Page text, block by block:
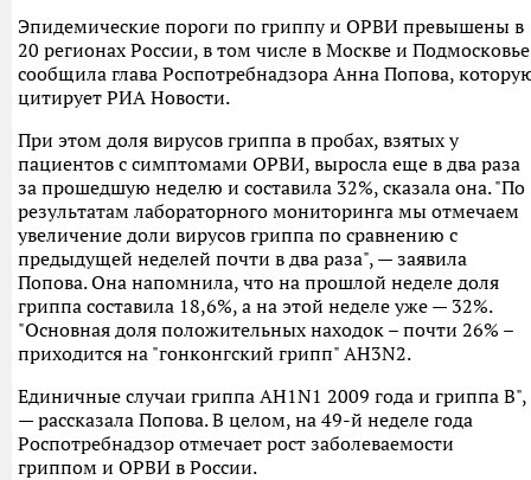
Эпидемические пороги по гриппу и ОРВИ превышены в
20 регионах России, в том числе в Москве и
сообщила глава Роспотребнадзора Анна Попова,
цитирует РИА Новости.
При этом доля вирусов гриппа в пробах, взятых у
пациентов с симптомами ОРВИ, выросла еще в два раза
за прошедшую неделю и составила 32%, сказала она. "По
результатам лабораторного мониторинга мы отмечаем
увеличение доли вирусов гриппа по сравнению с
предыдущей неделей почти в два раза", — заявила
Попова. Она напомнила, что на прошлой неделе доля
гриппа составила 18,6%, а на этой неделе уже — 32%.
"Основная доля положительных находок – почти 26% –
приходится на "гонконгский грипп" AH3N2.
Единичные случаи гриппа AH1N1 2009 года и гриппа B",
— рассказала Попова. В целом, на 49-й неделе года
Роспотребнадзор отмечает рост заболеваемости
гриппом и ОРВИ в России.